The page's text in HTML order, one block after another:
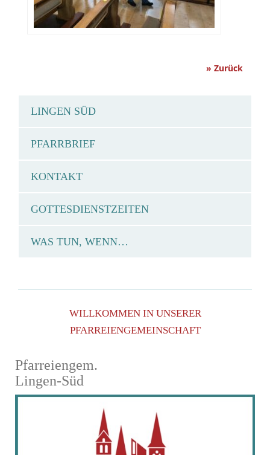
» Zurück
LINGEN SÜD
PFARRBRIEF
KONTAKT
GOTTESDIENSTZEITEN
WAS TUN, WENN…
WILLKOMMEN IN UNSERER
PFARREIENGEMEINSCHAFT
Pfarreiengem.
Lingen-Süd